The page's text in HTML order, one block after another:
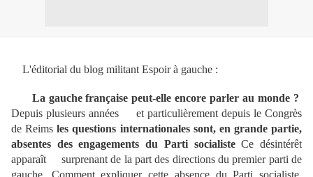
L'éditorial du blog militant Espoir à gauche :
La gauche française peut-elle encore parler au monde ?
Depuis plusieurs années et particulièrement depuis le Congrès
de Reimsles questions internationales sont, en grande partie,
absentes des engagements du Parti socialisteCe désintérêt
apparaît surprenant de la part des directions du premier parti de
gauche. Comment expliquer cette absence du Parti socialiste,